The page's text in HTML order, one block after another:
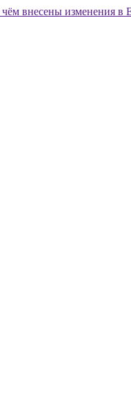
чём внесены изменения